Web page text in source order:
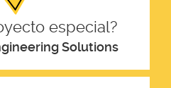
especial?
Solutions